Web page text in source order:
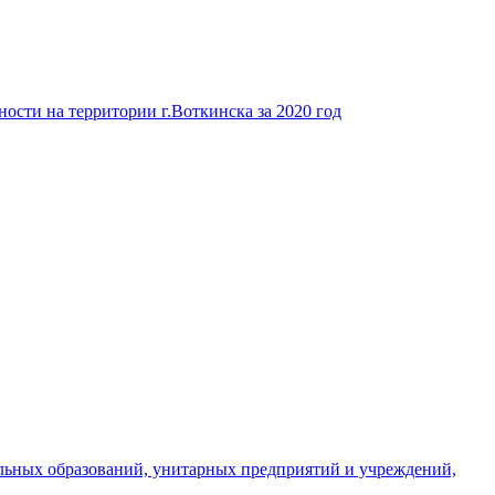
на территории г.Воткинска за 2020 год
образований, унитарных предприятий и учреждений,